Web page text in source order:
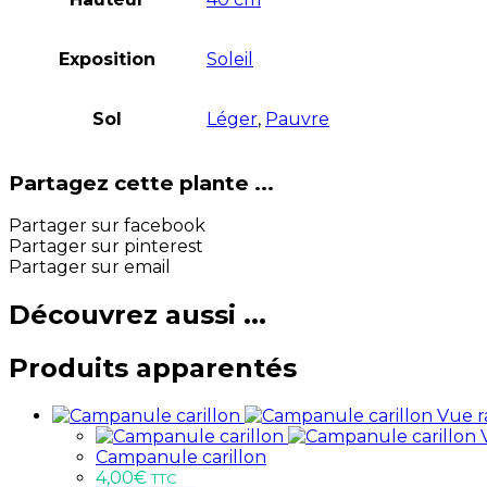
Exposition Soleil
Sol Léger, Pauvre
Partagez cette plante ...
Partager sur facebook
Partager sur pinterest
Partager sur email
Découvrez aussi ...
Produits apparentés
Vue
Campanule carillon
4,00€ TTC